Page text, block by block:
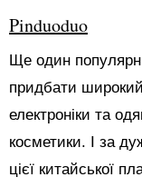
Pinduoduo
Ще один
придбати
електроніки та
косметики. І за
цієї китайської